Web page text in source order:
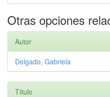
Otras opciones
Autor
Delgado, Gabriela
Título